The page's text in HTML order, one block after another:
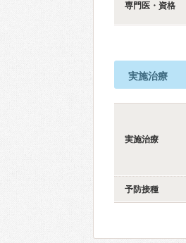
専門医・資格
実施治療
実施治療
予防接種